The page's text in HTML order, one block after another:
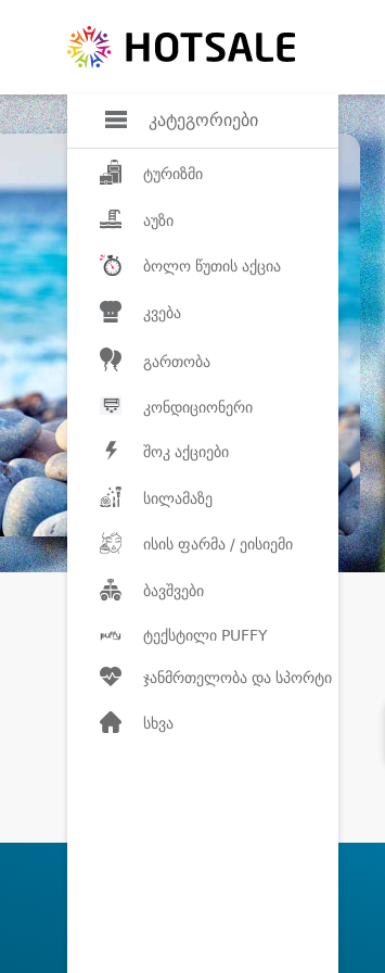
კატეგორიები
ტურიზმი
აუზი
ბოლო წუთის აქცია
კვება
გართობა
კონდიციონერი
შოკ აქციები
სილამაზე
ისის ფარმა / ეისიემი
ბავშვები
ტექსტილი PUFFY
ჯანმრთელობა და სპორტი
სხვა